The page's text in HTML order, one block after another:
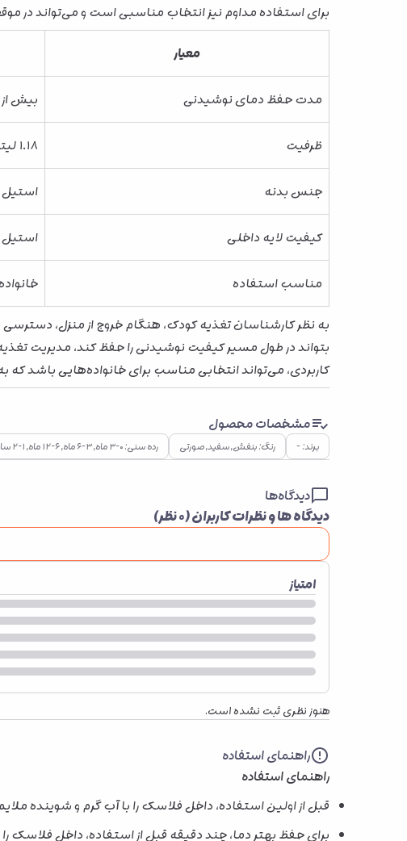
برای استفاده مداوم نیز انتخاب مناسبی است و می‌تواند در
معیار
مدت حفظ دمای نوشیدنی بیش از ۱۰ ساعت
ظرفیت ۱.۱۸ لیتر
جنس بدنه استیل
کیفیت لایه داخلی استیل
مناسب استفاده
به نظر کارشناسان تغذیه کودک، هنگام خروج از منزل،
بتواند در طول مسیر کیفیت نوشیدنی را حفظ کند، مدیریت
کاربردی، می‌تواند انتخابی مناسب برای خانواده‌هایی باشد
مشخصات محصول
برند: - رنگ: بنفش, سفید, صورتی رده سنی: ۰–۳ ماه, ۳–۶ ماه, ۶–۱۲ ماه, ۱–۲ سال, ۲–۴ سال, ۴–۷ سال, ۷ سال به بالا
دیدگاه‌ها
دیدگاه ها و نظرات کاربران (۰نظر)
امتیاز
هنوز نظری ثبت نشده است.
راهنمای استفاده
راهنمای استفاده
قبل از اولین استفاده، داخل فلاسک را با آب گرم و شوینده
برای حفظ بهتر دما، چند دقیقه قبل از استفاده، داخل فلاسک